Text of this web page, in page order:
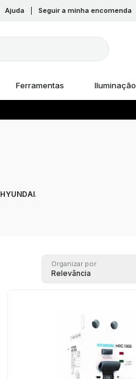
Ajuda Seguir a minha encomenda
Ferramentas Iluminação
HYUNDAI.
Organizar por
Relevância